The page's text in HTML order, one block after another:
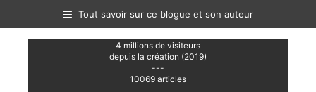
contenu
Tout savoir sur ce blogue et son auteur
4 millions de visiteurs
depuis la création (2019)
---
10069 articles